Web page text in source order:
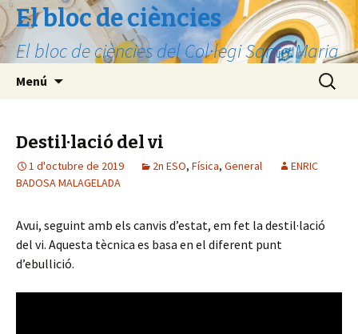
El bloc de ciències
El bloc de ciències del Col·legi Santa Maria
Menú Cerca:
Destil·lació del vi
1 d'octubre de 2019 2n ESO, Física, General
ENRIC
BADOSA MALAGELADA
Avui, seguint amb els canvis d’estat, em fet la destil·lació
del vi. Aquesta tècnica es basa en el diferent punt
d’ebullició.